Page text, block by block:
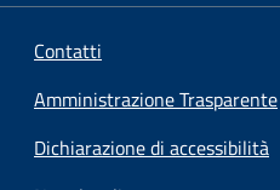
Contatti
Amministrazione Trasparente
Dichiarazione di accessibilità